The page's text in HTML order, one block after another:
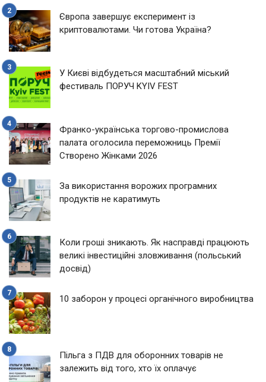
Європа завершує експеримент із
криптовалютами. Чи готова Україна?
У Києві відбудеться масштабний міський
фестиваль ПОРУЧ KYIV FEST
Франко-українська торгово-промислова
палата оголосила переможниць Премії
Створено Жінками 2026
За використання ворожих програмних
продуктів не каратимуть
Коли гроші зникають. Як насправді працюють
великі інвестиційні зловживання (польський
досвід)
10 заборон у процесі органічного виробництва
Пільга з ПДВ для оборонних товарів не
залежить від того, хто їх оплачує